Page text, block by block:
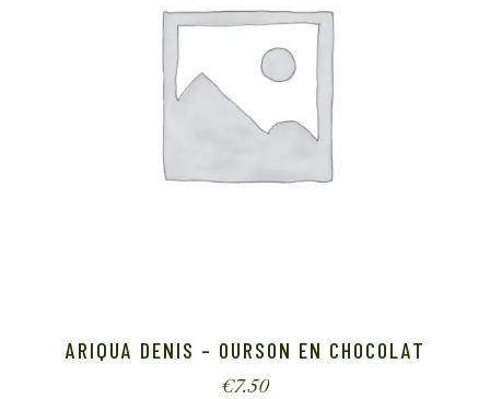
ARIQUA DENIS – OURSON EN CHOCOLAT
€7.50